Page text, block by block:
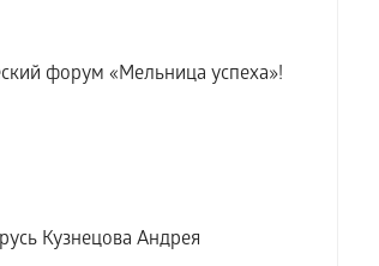
форум «Мельница успеха»!
Кузнецова Андрея